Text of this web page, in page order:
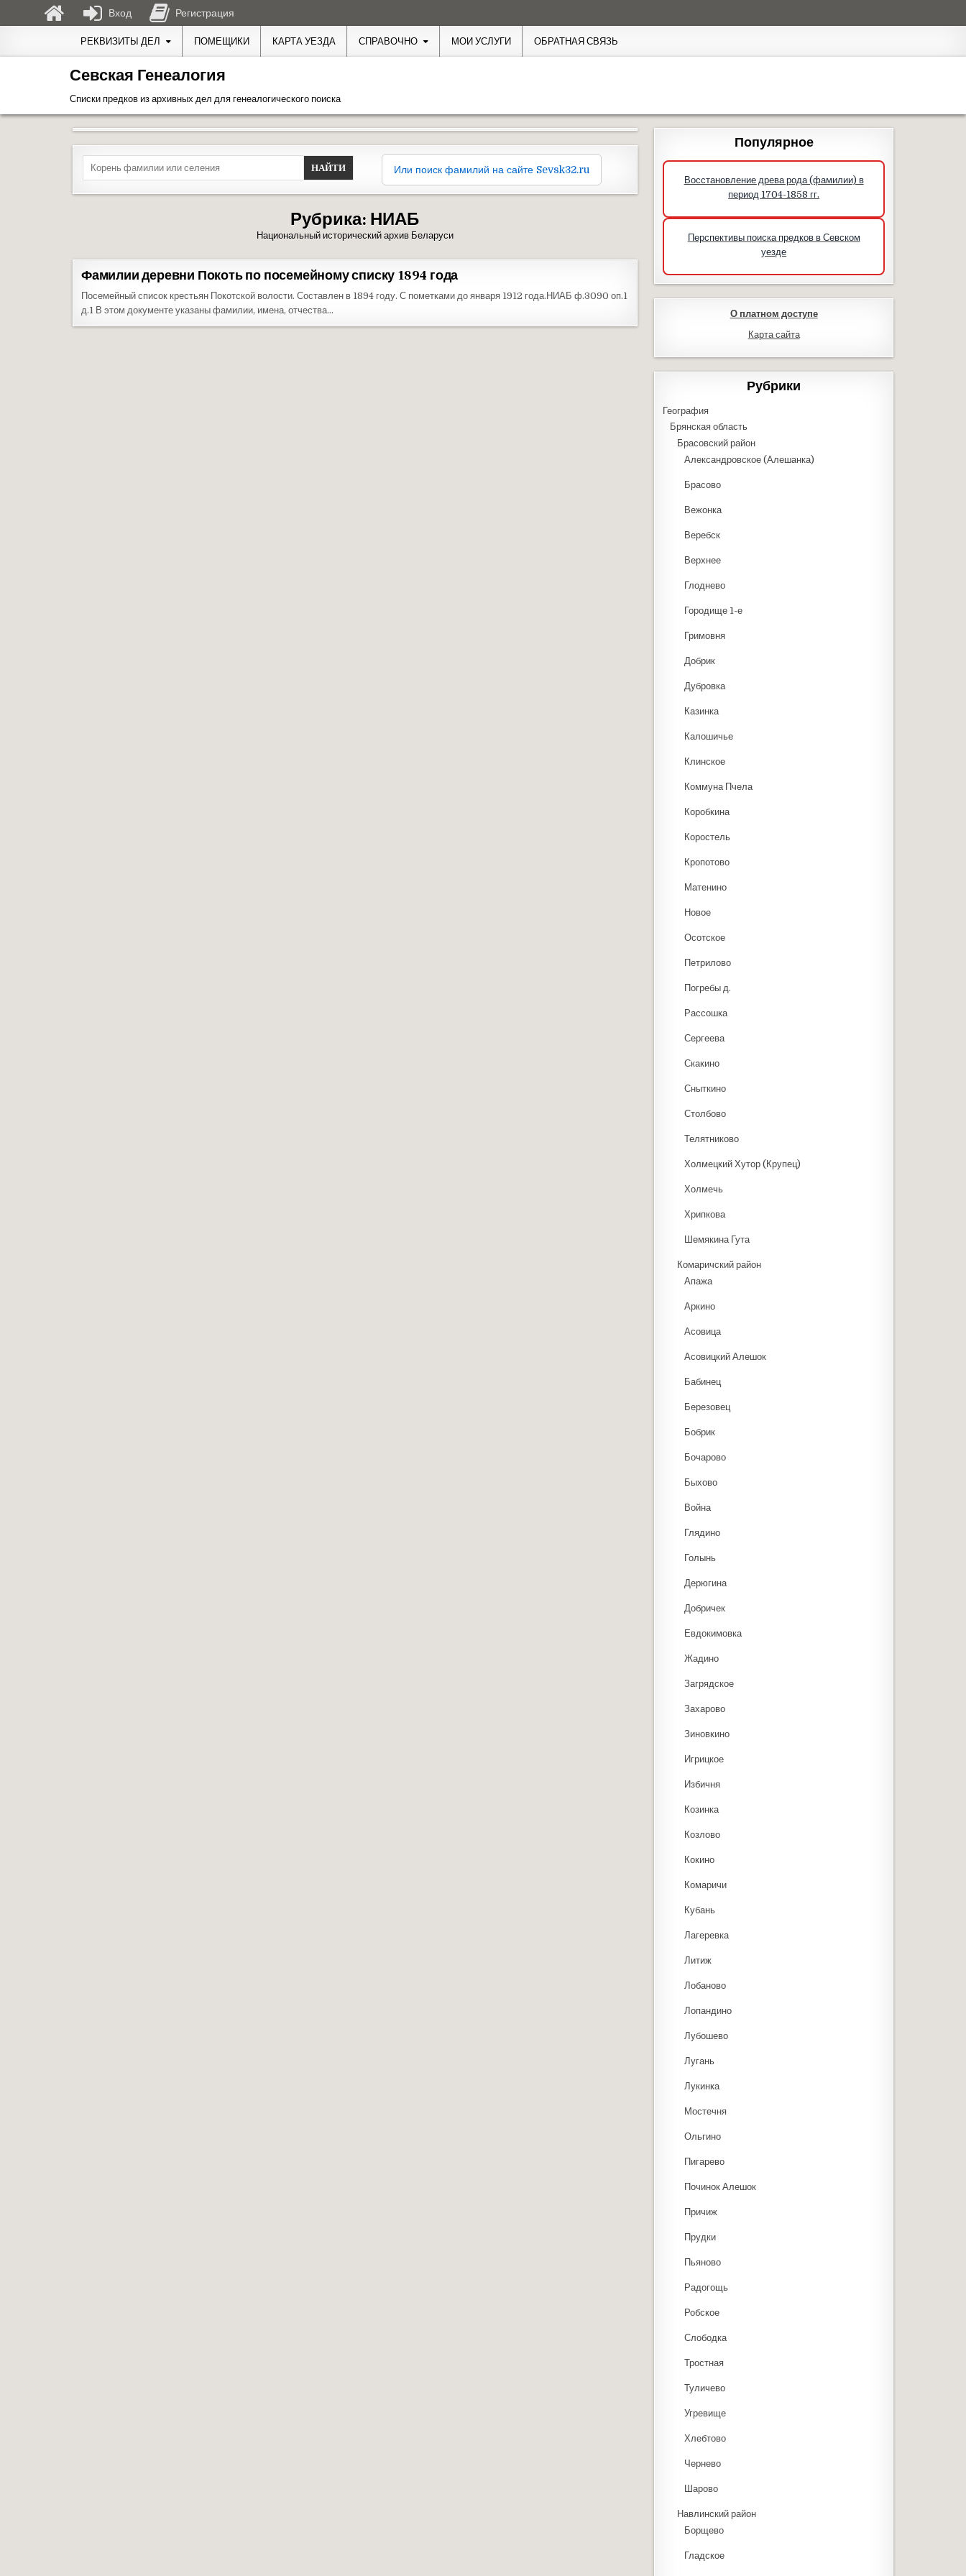
РЕКВИЗИТЫ ДЕЛ ПОМЕЩИКИ КАРТА УЕЗДА СПРАВОЧНО МОИ УСЛУГИ ОБРАТНАЯ СВЯЗЬ
Севская Генеалогия
Списки предков из архивных дел для генеалогического поиска
Search for:
Или поиск фамилий на сайте Sevsk32.ru
Рубрика: НИАБ
Национальный исторический архив Беларуси
Фамилии деревни Покоть по посемейному списку 1894 года
Посемейный список крестьян Покотской волости. Составлен в 1894 году. С пометками до января 1912 года.НИАБ ф.3090 оп.1
д.1 В этом документе указаны фамилии, имена, отчества…
Популярное
Восстановление древа рода (фамилии) в
период 1704-1858 гг.
Перспективы поиска предков в Севском
уезде
О платном доступе
Карта сайта
Рубрики
География
Брянская область
Брасовский район
Александровское (Алешанка)
Брасово
Вежонка
Веребск
Верхнее
Глоднево
Городище 1-е
Гримовня
Добрик
Дубровка
Казинка
Калошичье
Клинское
Коммуна Пчела
Коробкина
Коростель
Кропотово
Матенино
Новое
Осотское
Петрилово
Погребы д.
Рассошка
Сергеева
Скакино
Сныткино
Столбово
Телятниково
Холмецкий Хутор (Крупец)
Холмечь
Хрипкова
Шемякина Гута
Комаричский район
Апажа
Аркино
Асовица
Асовицкий Алешок
Бабинец
Березовец
Бобрик
Бочарово
Быхово
Война
Глядино
Голынь
Дерюгина
Добричек
Евдокимовка
Жадино
Загрядское
Захарово
Зиновкино
Игрицкое
Избичня
Козинка
Козлово
Кокино
Комаричи
Кубань
Лагеревка
Литиж
Лобаново
Лопандино
Лубошево
Лугань
Лукинка
Мостечня
Ольгино
Пигарево
Починок Алешок
Причиж
Прудки
Пьяново
Радогощь
Робское
Слободка
Тростная
Туличево
Угревище
Хлебтово
Чернево
Шарово
Навлинский район
Борщево
Гладское
Вход Регистрация